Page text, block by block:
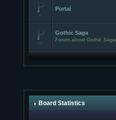
Portal
Gothic Saga
Forum about Gothic Saga
Board Statistics